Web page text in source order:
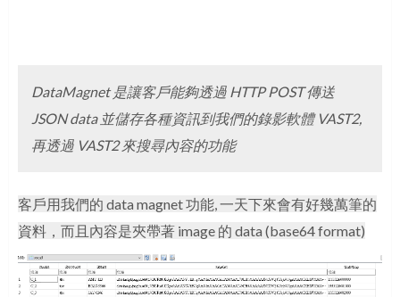
DataMagnet 是讓客戶能夠透過 HTTP POST 傳送
JSON data 並儲存各種資訊到我們的錄影軟體 VAST2,
再透過 VAST2 來搜尋內容的功能
客戶用我們的 data magnet 功能, 一天下來會有好幾萬筆的
資料， 而且內容是夾帶著 image 的 data (base64 format)